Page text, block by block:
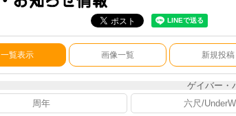
一覧表示 画像一覧 新規投稿
ゲイバー・
周年
六尺/